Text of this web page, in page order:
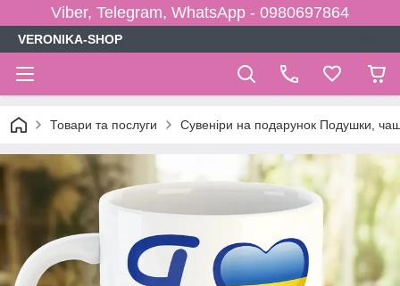
Viber, Telegram, WhatsApp - 0980697864
VERONIKA-SHOP
Товари та послуги Сувеніри на подарунок Подушки,